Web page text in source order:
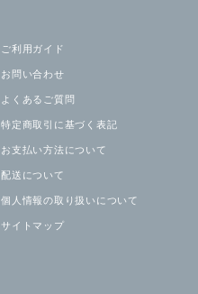
ご利用ガイド
お問い合わせ
よくあるご質問
特定商取引に基づく表記
お支払い方法について
配送について
個人情報の取り扱いについて
サイトマップ